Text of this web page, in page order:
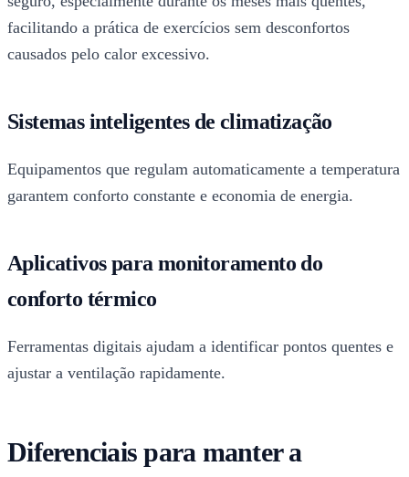
facilitando a prática de exercícios sem desconfortos
causados pelo calor excessivo.
Sistemas inteligentes de climatização
Equipamentos que regulam automaticamente a temperatura
garantem conforto constante e economia de energia.
Aplicativos para monitoramento do
conforto térmico
Ferramentas digitais ajudam a identificar pontos quentes e
ajustar a ventilação rapidamente.
Diferenciais para manter a